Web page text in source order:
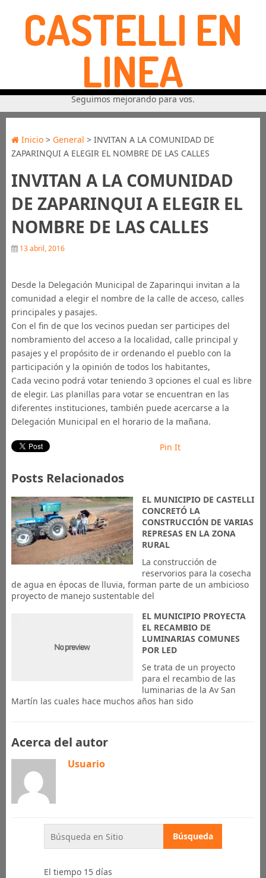
CASTELLI EN
LINEA
Seguimos mejorando para vos.
Inicio> General > INVITAN A LA COMUNIDAD DE
ZAPARINQUI A ELEGIR EL NOMBRE DE LAS CALLES
INVITAN A LA COMUNIDAD
DE ZAPARINQUI A ELEGIR EL
NOMBRE DE LAS CALLES
13 abril, 2016
Desde la Delegación Municipal de Zaparinqui invitan a la
comunidad a elegir el nombre de la calle de acceso, calles
principales y pasajes.
Con el fin de que los vecinos puedan ser participes del
nombramiento del acceso a la localidad, calle principal y
pasajes y el propósito de ir ordenando el pueblo con la
participación y la opinión de todos los habitantes,
Cada vecino podrá votar teniendo 3 opciones el cual es libre
de elegir. Las planillas para votar se encuentran en las
diferentes instituciones, también puede acercarse a la
Delegación Municipal en el horario de la mañana.
Pin It
Posts Relacionados
EL MUNICIPIO DE CASTELLI
CONCRETÓ LA
CONSTRUCCIÓN DE VARIAS
REPRESAS EN LA ZONA
RURAL
La construcción de
reservorios para la cosecha
de agua en épocas de lluvia, forman parte de un ambicioso
proyecto de manejo sustentable del
EL MUNICIPIO PROYECTA
EL RECAMBIO DE
LUMINARIAS COMUNES
POR LED
Se trata de un proyecto
para el recambio de las
luminarias de la Av San
Martín las cuales hace muchos años han sido
Acerca del autor
Usuario
El tiempo 15 días